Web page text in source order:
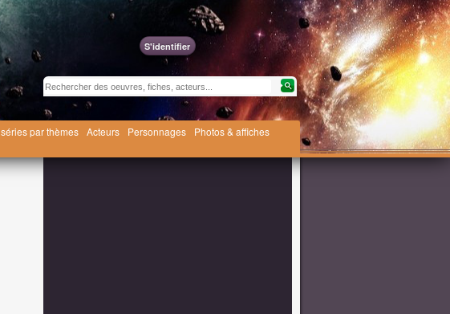
S'identifier
séries par thèmes Acteurs Personnages
Photos & affiches